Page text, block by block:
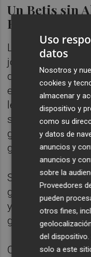
Un Betis sin
Europa League
La principal baja
joven talento
de
Pellegrini
extrema
les empata a
salvaguardando
gracias al
goles a favor.
Si el Villarreales
goles, elBetisno
y
en contra,
goleador de la
Con cierto
Uso
datos
Nosotros y
cookies y
almacenar y
dispositivo y
como su
y datos de
anuncios y
anuncios y
sobre la
Proveedores
pueden
otros fines,
del
solo a este